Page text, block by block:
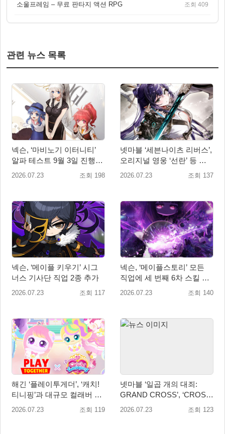
소울프레임 – 무료 판타지 액션 RPG 조회 409
관련 뉴스 목록
넥슨, ‘마비노기 이터니티’
알파 테스트 9월 3일 진행…
참가자 모집 실시
2026.07.23 조회 198
넷마블 ‘세븐나이츠 리버스’,
오리지널 영웅 ‘선란’ 등 업
데이트 실시
2026.07.23 조회 137
넥슨, ‘메이플 키우기’ 시그
너스 기사단 직업 2종 추가
2026.07.23 조회 117
넥슨, ‘메이플스토리’ 모든
직업에 세 번째 6차 스킬 코
어 추가
2026.07.23 조회 140
해긴 ‘플레이투게더’, ‘캐치!
티니핑’과 대규모 컬래버 업
데이트 진행!
2026.07.23 조회 119
넷마블 ‘일곱 개의 대죄:
GRAND CROSS’, ‘CROSS:
IF’ 업데이트 실시
2026.07.23 조회 123